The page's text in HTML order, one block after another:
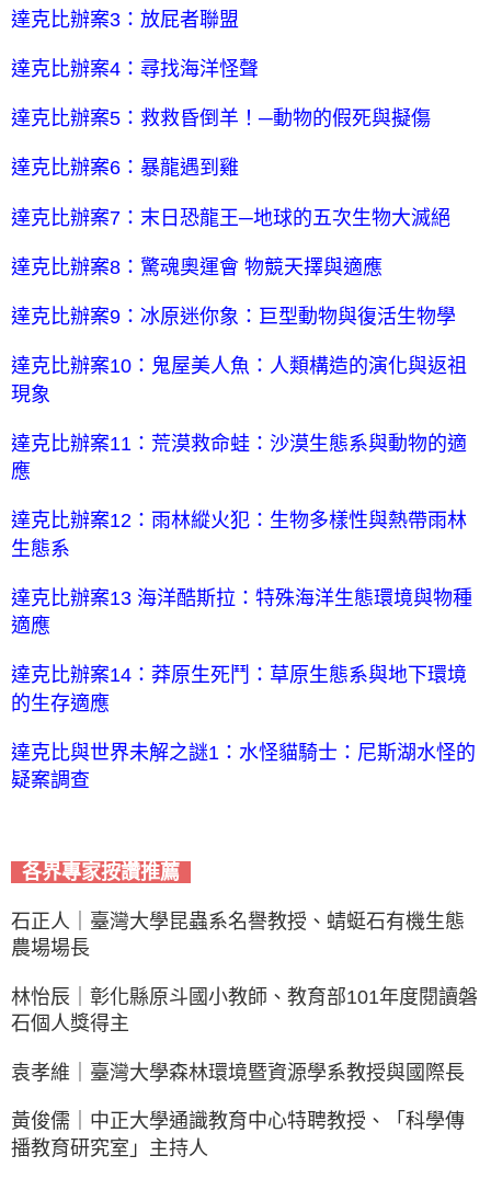
達克比辦案3 ： 放屁者聯盟
達克比辦案4 ： 尋找海洋怪聲
達克比辦案5：救救昏倒羊！─動物的假死與擬傷
達克比辦案6：暴龍遇到雞
達克比辦案7：末日恐龍王─地球的五次生物大滅絕
達克比辦案8：驚魂奧運會 物競天擇與適應
達克比辦案9：冰原迷你象：巨型動物與復活生物學
達克比辦案10：鬼屋美人魚：人類構造的演化與返祖
現象
達克比辦案11：荒漠救命蛙：沙漠生態系與動物的適
應
達克比辦案12：雨林縱火犯：生物多樣性與熱帶雨林
生態系
達克比辦案13 海洋酷斯拉：特殊海洋生態環境與物種
適應
達克比辦案14：莽原生死鬥：草原生態系與地下環境
的生存適應
達克比與世界未解之謎1：水怪貓騎士：尼斯湖水怪的
疑案調查
各界專家按讚推薦
石正人｜臺灣大學昆蟲系名譽教授、蜻蜓石有機生態
農場場長
林怡辰｜彰化縣原斗國小教師、教育部101年度閱讀磐
石個人獎得主
袁孝維｜臺灣大學森林環境暨資源學系教授與國際長
黃俊儒｜中正大學通識教育中心特聘教授、「科學傳
播教育研究室」主持人